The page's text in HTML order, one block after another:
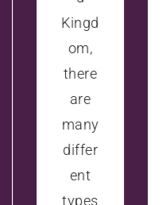
Kingd
om,
there
are
many
differ
ent
types